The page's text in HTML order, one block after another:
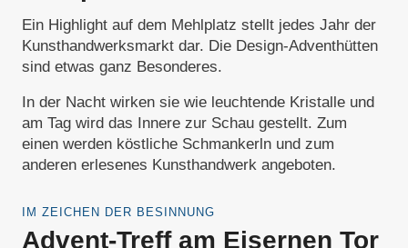
Ein Highlight auf dem Mehlplatz stellt jedes Jahr der
Kunsthandwerksmarkt dar. Die Design-Adventhütten
sind etwas ganz Besonderes.
In der Nacht wirken sie wie leuchtende Kristalle und
am Tag wird das Innere zur Schau gestellt. Zum
einen werden köstliche Schmankerln und zum
anderen erlesenes Kunsthandwerk angeboten.
IM ZEICHEN DER BESINNUNG
Advent-Treff am Eisernen Tor